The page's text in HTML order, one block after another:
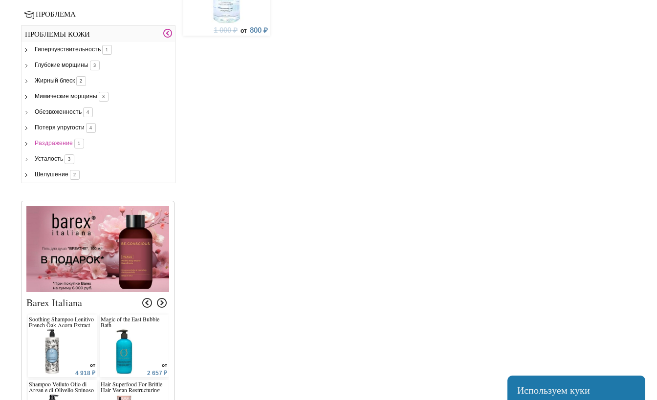
ПРОБЛЕМА
ПРОБЛЕМЫ КОЖИ
Гиперчувствительность 1
Глубокие морщины 3
Жирный блеск 2
Мимические морщины 3
Обезвоженность 4
Потеря упругости 4
Раздражение 1
Усталость 3
Шелушение 2
Barex Italiana
Soothing Shampoo Lenitivo
French Oak Acorn Extract
от
4 918 ₽
Shampoo Velluto Olio di
Argan e di Olivello Spinoso
Magic of the East Bubble
Bath
от
2 657 ₽
Hair Superfood For Brittle
Hair Vegan Restructuring
Conditioner
1 000 ₽ от 800 ₽
Используем куки